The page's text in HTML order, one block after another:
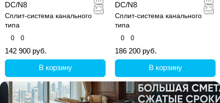
DC/N8
Сплит-система канального
типа
0 0
142 900 руб.
В корзину
DC/N8
Сплит-система канального
типа
0 0
186 200 руб.
В корзину